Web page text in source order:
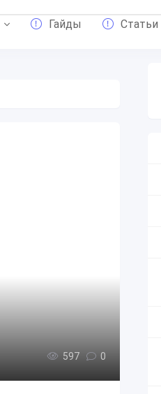
Гайды Статьи
597 0